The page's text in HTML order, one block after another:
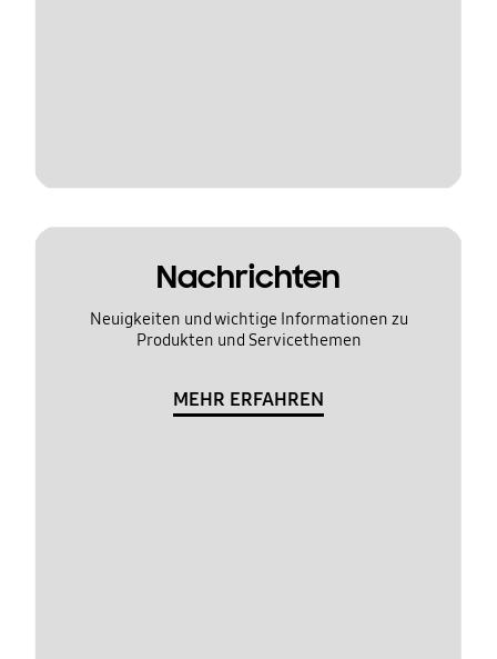
Nachrichten
Neuigkeiten und wichtige Informationen zu
Produkten und Servicethemen
MEHR ERFAHREN